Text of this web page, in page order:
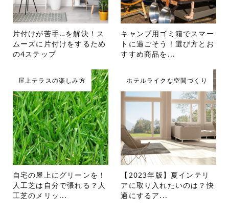
片付けが苦手…を解決！ス
ムーズに片付けをするため
の4ステップ
キャンプ用ゴミ箱でスマー
トに過ごそう！選び方とお
すすめ商品を...
屋上テラスの楽しみ方
自宅の屋上にグリーンを！
人工芝は自分で張れる？人
工芝のメリッ...
ホテルライクな空間づくり
【2023年版】夏インテリ
アに取り入れたいのは？快
適にするア...